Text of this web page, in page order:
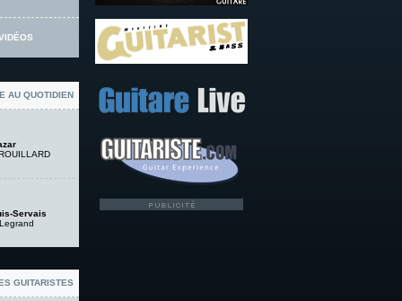
AU QUOTIDIEN
Servais
GUITARISTES